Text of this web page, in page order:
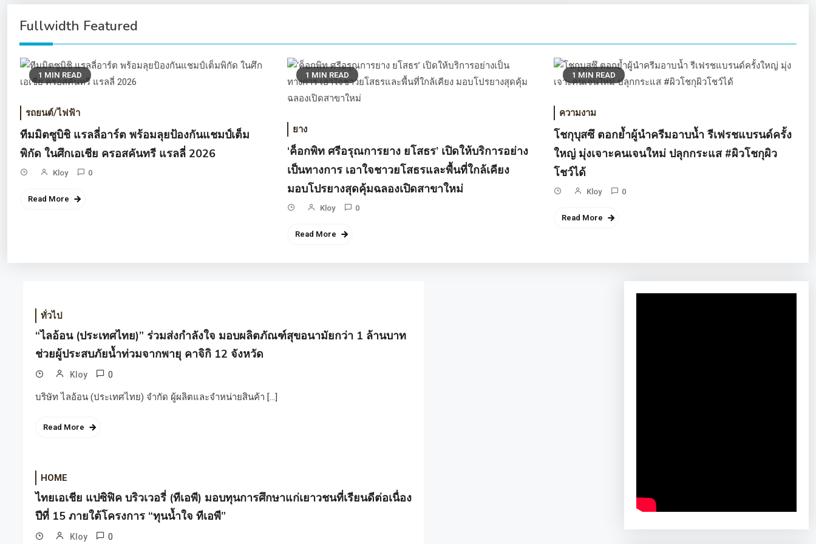
Fullwidth Featured
1 MIN READ
รถยนต์/ไฟฟ้า
ทีมมิตซูบิชิ แรลลี่อาร์ต พร้อมลุยป้องกันแชมป์เต็ม
พิกัด ในศึกเอเชีย ครอสคันทรี แรลลี่ 2026
Kloy 0
Read More
1 MIN READ
ยาง
‘ค็อกพิท ศรีอรุณการยาง ยโสธร’ เปิดให้บริการอย่าง
เป็นทางการ เอาใจชาวยโสธรและพื้นที่ใกล้เคียง
มอบโปรยางสุดคุ้มฉลองเปิดสาขาใหม่
Kloy 0
Read More
1 MIN READ
ความงาม
โชกุบุสซึ ตอกย้ำผู้นำครีมอาบน้ำ รีเฟรชแบรนด์ครั้ง
ใหญ่ มุ่งเจาะคนเจนใหม่ ปลุกกระแส #ผิวโชกุผิว
โชว์ได้
Kloy 0
Read More
ทั่วไป
“ไลอ้อน (ประเทศไทย)” ร่วมส่งกำลังใจ มอบผลิตภัณฑ์สุขอนามัยกว่า 1 ล้านบาท
ช่วยผู้ประสบภัยน้ำท่วมจากพายุ คาจิกิ 12 จังหวัด
Kloy 0
บริษัท ไลอ้อน (ประเทศไทย) จำกัด ผู้ผลิตและจำหน่ายสินค้า […]
Read More
HOME
ไทยเอเชีย แปซิฟิค บริวเวอรี่ (ทีเอพี) มอบทุนการศึกษาแก่เยาวชนที่เรียนดีต่อเนื่อง
ปีที่ 15 ภายใต้โครงการ “ทุนน้ำใจ ทีเอพี”
Kloy 0